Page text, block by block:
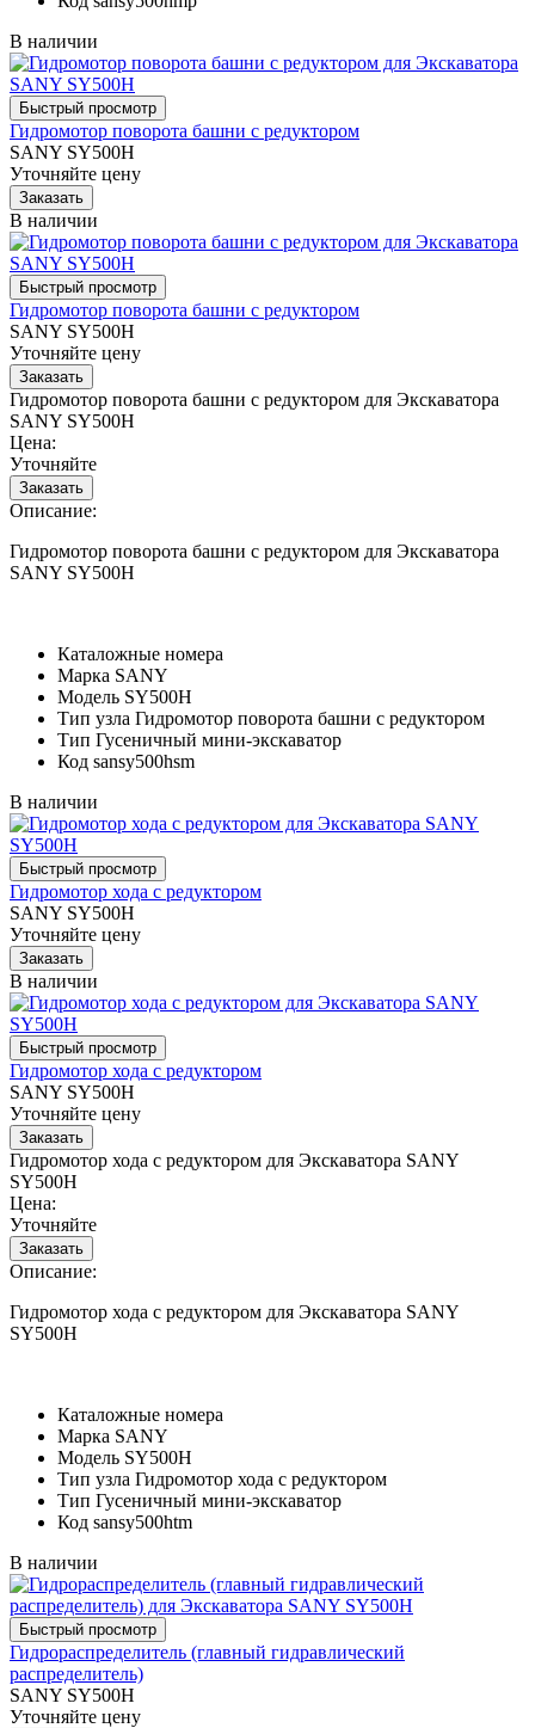
В наличии
Гидромотор поворота башни с редуктором
SANY SY500H
Уточняйте цену
В наличии
Гидромотор поворота башни с редуктором
SANY SY500H
Уточняйте цену
Гидромотор поворота башни с редуктором для Экскаватора
SANY SY500H
Цена:
Уточняйте
Описание:
Гидромотор поворота башни с редуктором для Экскаватора
SANY SY500H
Каталожные номера
Марка SANY
Модель SY500H
Тип узла Гидромотор поворота башни с редуктором
Тип Гусеничный мини-экскаватор
Код sansy500hsm
В наличии
Гидромотор хода с редуктором
SANY SY500H
Уточняйте цену
В наличии
Гидромотор хода с редуктором
SANY SY500H
Уточняйте цену
Гидромотор хода с редуктором для Экскаватора SANY
SY500H
Цена:
Уточняйте
Описание:
Гидромотор хода с редуктором для Экскаватора SANY
SY500H
Каталожные номера
Марка SANY
Модель SY500H
Тип узла Гидромотор хода с редуктором
Тип Гусеничный мини-экскаватор
Код sansy500htm
В наличии
Гидрораспределитель (главный гидравлический
распределитель)
SANY SY500H
Уточняйте цену